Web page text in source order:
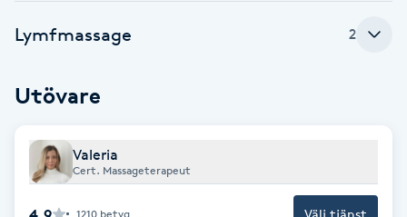
Face framing
Faceliftmassage
Lymfmassage 2
Utövare
Valeria
Cert. Massageterapeut
1210 betyg Välj tjänst